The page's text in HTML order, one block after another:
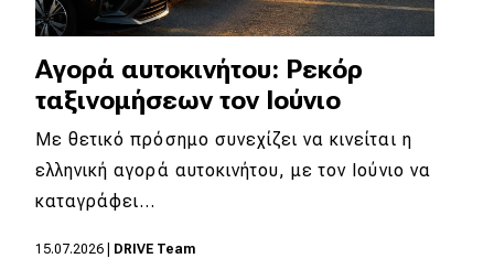
Οδική βοήθεια
eDRIVE
DRIVE USED
Αγορά αυτοκινήτου: Ρεκόρ
ταξινομήσεων τον Ιούνιο
Με θετικό πρόσημο συνεχίζει να κινείται η
ελληνική αγορά αυτοκινήτου, με τον Ιούνιο να
καταγράφει…
15.07.2026 DRIVE Team